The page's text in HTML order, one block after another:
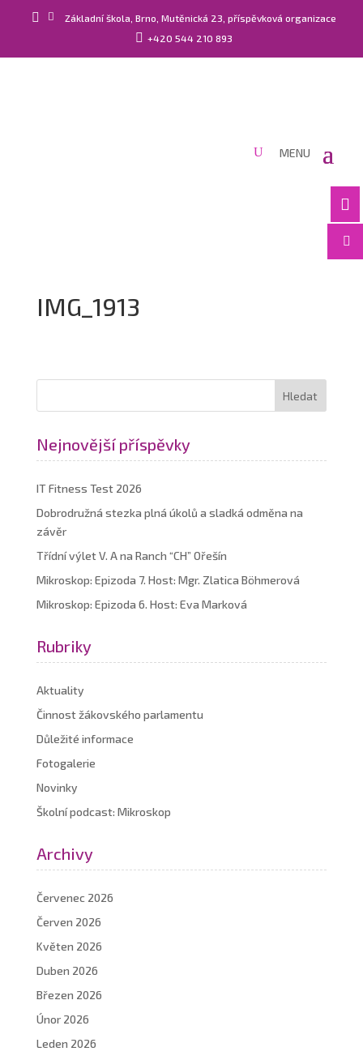
  Základní škola, Brno, Mutěnická 23, příspěvková organizace
 +420 544 210 893


IMG_1913
Nejnovější příspěvky
IT Fitness Test 2026
Dobrodružná stezka plná úkolů a sladká odměna na
závěr
Třídní výlet V. A na Ranch “CH” Ořešín
Mikroskop: Epizoda 7. Host: Mgr. Zlatica Böhmerová
Mikroskop: Epizoda 6. Host: Eva Marková
Rubriky
Aktuality
Činnost žákovského parlamentu
Důležité informace
Fotogalerie
Novinky
Školní podcast: Mikroskop
Archivy
Červenec 2026
Červen 2026
Květen 2026
Duben 2026
Březen 2026
Únor 2026
Leden 2026